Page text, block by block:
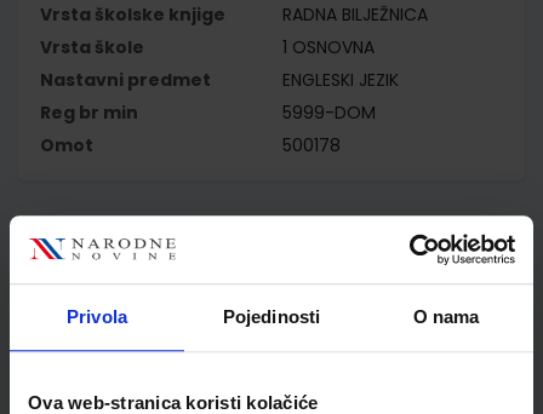
Privola Pojedinosti O nama
Ova web-stranica koristi kolačiće
Vrsta školske knjige
RADNA BILJEŽNICA
Vrsta škole
1 OSNOVNA
Nastavni predmet
ENGLESKI JEZIK
Reg br min
5999-DOM
Omot
500178
Kupci najčešće biraju..